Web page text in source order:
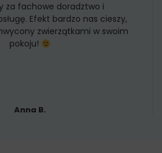
za fachowe doradztwo i
Efekt bardzo nas cieszy,
zwierzątkami w swoim
pokoju!
Anna B.